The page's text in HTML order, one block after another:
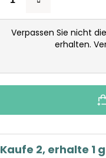
Verpassen Sie nicht
erhalten.
Kaufe 2, erhalte 1